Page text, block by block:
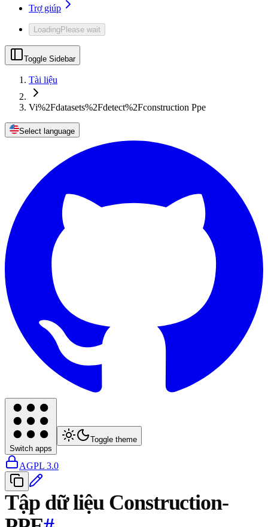
Trợ giúp
LoadingPlease wait
Toggle Sidebar
Tài liệu
Vi%2Fdatasets%2Fdetect%2Fconstruction Ppe
Select language
Switch apps
Toggle theme
AGPL 3.0
Tập dữ liệu Construction-